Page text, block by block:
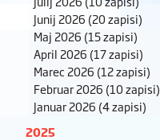
Junij 2026 (20 zapisi)
Maj 2026 (15 zapisi)
April 2026 (17 zapisi)
Marec 2026 (12 zapisi)
Februar 2026 (10 zapisi)
Januar 2026 (4 zapisi)
2025